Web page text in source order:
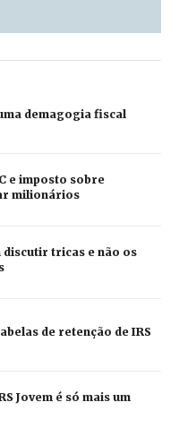
demagogia fiscal
e imposto sobre
milionários
discutir tricas e não os
de retenção de IRS
Jovem é só mais um